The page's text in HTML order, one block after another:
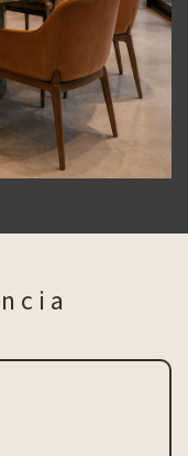
c i a